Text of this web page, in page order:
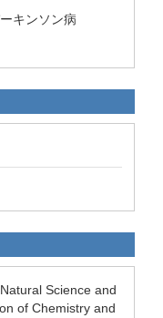
キンソン病
Science and
of Chemistry and